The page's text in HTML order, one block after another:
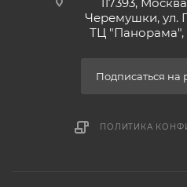
Черемушки, ул.
ТЦ "Панорама",
Подписаться на
ПОЛИТИКА